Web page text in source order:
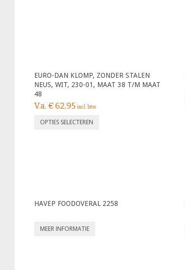
EURO-DAN KLOMP, ZONDER STALEN
NEUS, WIT, 230-01, MAAT 38 T/M MAAT
48
V.a. €62,95 incl. btw
OPTIES SELECTEREN
HAVEP FOODOVERAL 2258
MEER INFORMATIE